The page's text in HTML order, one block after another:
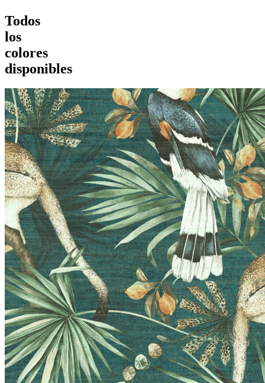
Todos
los
colores
disponibles